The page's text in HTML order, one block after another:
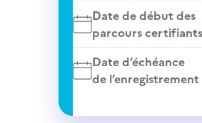
Date de début des
parcours certifiants
Date d’échéance
de l’enregistrement